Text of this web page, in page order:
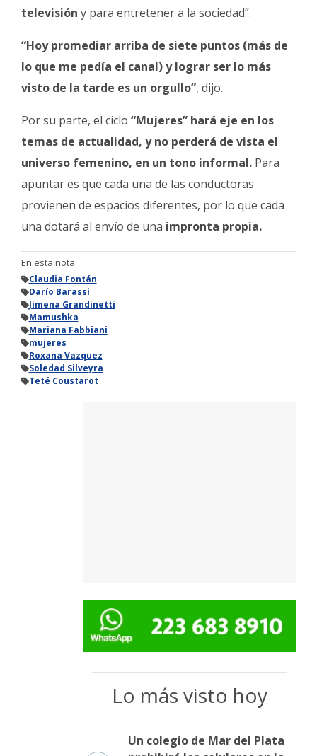
televisión y para entretener a la sociedad”.
“Hoy promediar arriba de siete puntos (más de
lo que me pedía el canal) y lograr ser lo más
visto de la tarde es un orgullo”, dijo.
Por su parte, el ciclo “Mujeres” hará eje en los
temas de actualidad, y no perderá de vista el
universo femenino, en un tono informal. Para
apuntar es que cada una de las conductoras
provienen de espacios diferentes, por lo que cada
una dotará al envío de una impronta propia.
En esta nota
Claudia Fontán
Darío Barassi
Jimena Grandinetti
Mamushka
Mariana Fabbiani
mujeres
Roxana Vazquez
Soledad Silveyra
Teté Coustarot
Lo más visto hoy
Un colegio de Mar del Plata